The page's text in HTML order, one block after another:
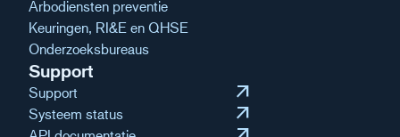
Arbodiensten preventie
Keuringen, RI&E en QHSE
Onderzoeksbureaus
Support
Support arrow_outward
Systeem status arrow_outward